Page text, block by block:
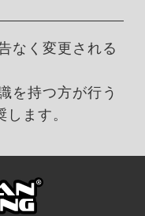
なく変更される
を持つ方が行う
ます。